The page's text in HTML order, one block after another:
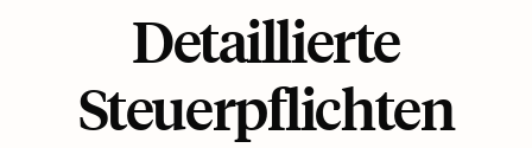
Detaillierte
Steuerpflichten